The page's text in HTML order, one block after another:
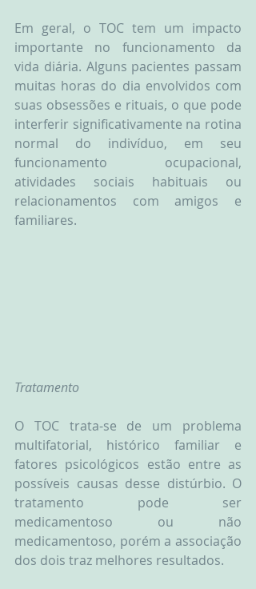
Em geral, o TOC tem um impacto
importante no funcionamento da
vida diária. Alguns pacientes passam
muitas horas do dia envolvidos com
suas obsessões e rituais, o que pode
interferir significativamente na rotina
normal do indivíduo, em seu
funcionamento ocupacional,
atividades sociais habituais ou
relacionamentos com amigos e
familiares.
Tratamento
O TOC trata-se de um problema
multifatorial, histórico familiar e
fatores psicológicos estão entre as
possíveis causas desse distúrbio. O
tratamento pode ser
medicamentoso ou não
medicamentoso, porém a associação
dos dois traz melhores resultados.